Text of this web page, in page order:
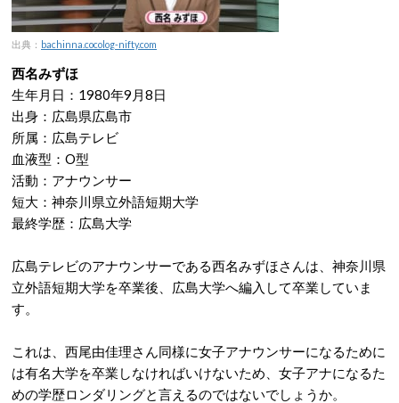
出典： bachinna.cocolog-nifty.com
西名みずほ
生年月日：1980年9月8日
出身：広島県広島市
所属：広島テレビ
血液型：O型
活動：アナウンサー
短大：神奈川県立外語短期大学
最終学歴：広島大学
広島テレビのアナウンサーである西名みずほさんは、神奈川県
立外語短期大学を卒業後、広島大学へ編入して卒業していま
す。
これは、西尾由佳理さん同様に女子アナウンサーになるために
は有名大学を卒業しなければいけないため、女子アナになるた
めの学歴ロンダリングと言えるのではないでしょうか。